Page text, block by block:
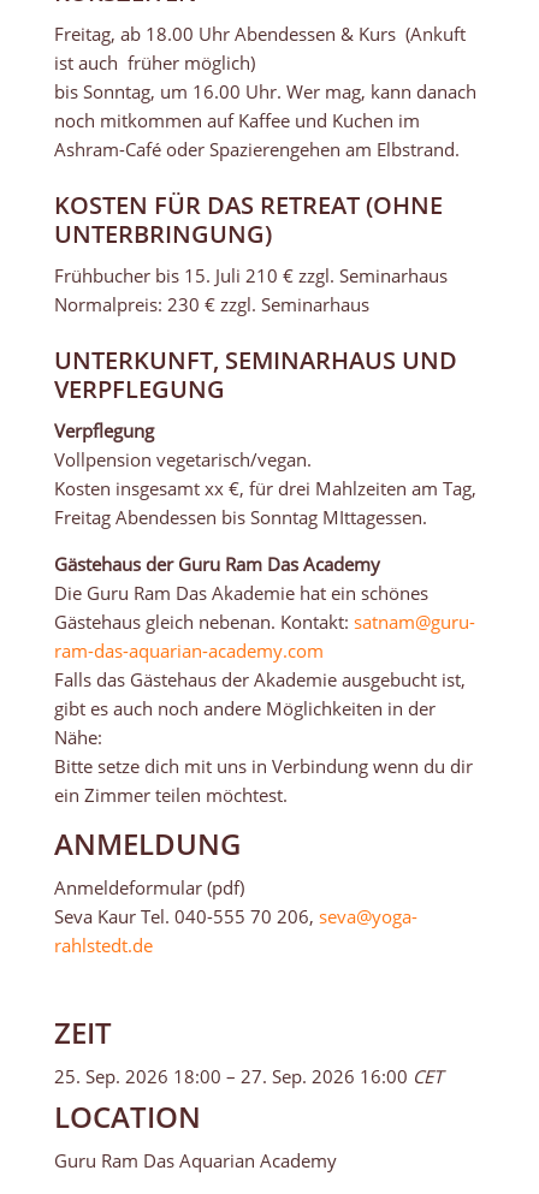
Freitag, ab 18.00 Uhr Abendessen & Kurs (Ankuft
ist auch früher möglich)
bis Sonntag, um 16.00 Uhr. Wer mag, kann danach
noch mitkommen auf Kaffee und Kuchen im
Ashram-Café oder Spazierengehen am Elbstrand.
KOSTEN FÜR DAS RETREAT (OHNE
UNTERBRINGUNG)
Frühbucher bis 15. Juli 210 € zzgl. Seminarhaus
Normalpreis: 230 € zzgl. Seminarhaus
UNTERKUNFT, SEMINARHAUS UND
VERPFLEGUNG
Verpflegung
Vollpension vegetarisch/vegan.
Kosten insgesamt xx €, für drei Mahlzeiten am Tag,
Freitag Abendessen bis Sonntag MIttagessen.
Gästehaus der Guru Ram Das Academy
Die Guru Ram Das Akademie hat ein schönes
Gästehaus gleich nebenan. Kontakt: satnam@guru-
ram-das-aquarian-academy.com
Falls das Gästehaus der Akademie ausgebucht ist,
gibt es auch noch andere Möglichkeiten in der
Nähe:
Bitte setze dich mit uns in Verbindung wenn du dir
ein Zimmer teilen möchtest.
ANMELDUNG
Anmeldeformular (pdf)
Seva Kaur Tel. 040-555 70 206, seva@yoga-
rahlstedt.de
ZEIT
25. Sep. 2026 18:00 – 27. Sep. 2026 16:00 CET
LOCATION
Guru Ram Das Aquarian Academy